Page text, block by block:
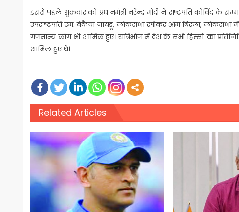
इससे पहले शुक्रवार को प्रधानमंत्री नरेन्द्र मोदी ने राष्ट्रपति कोविंद के
उपराष्ट्रपति एम. वेंकैया नायडू, लोकसभा स्पीकर ओम बिरला, लोकसभा में
गणमान्य लोग भी शामिल हुए। रात्रिभोज में देश के सभी हिस्सों का
शामिल हुए थे।
Related Articles